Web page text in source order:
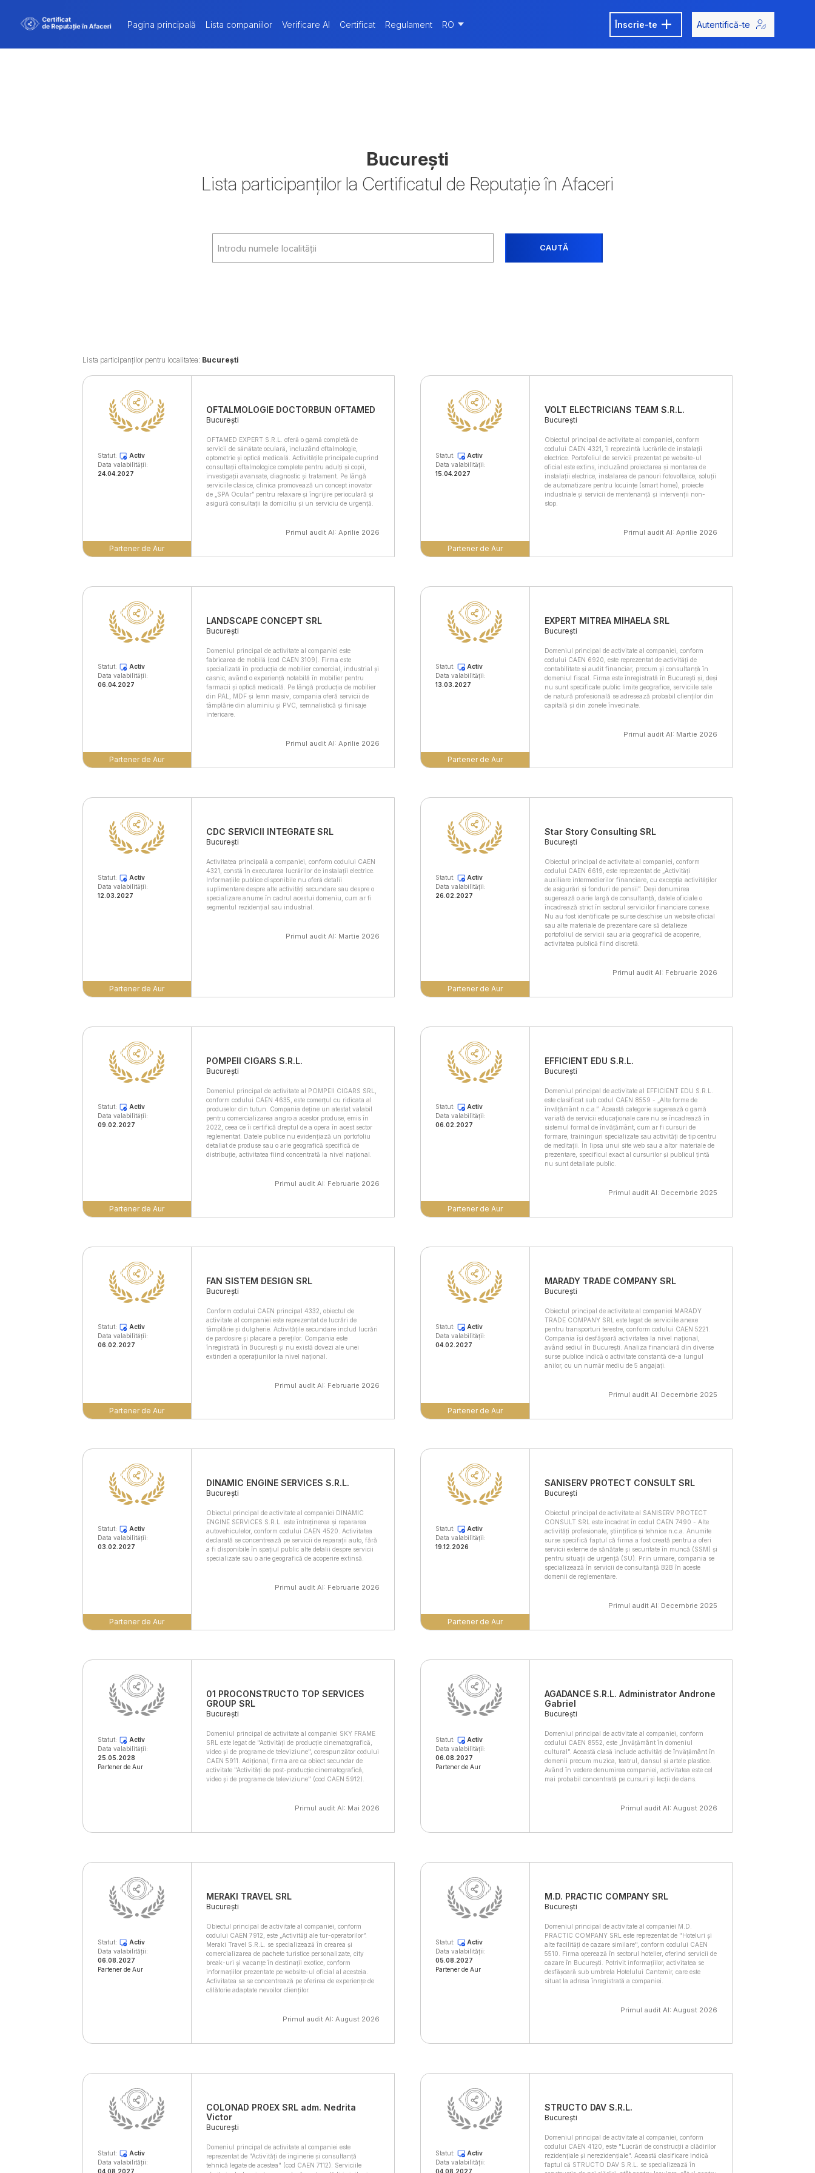
Pagina principală Lista companiilor Verificare AI Certificat Regulament RO Înscrie-te Autentifică-te
București
Lista participanților la Certificatul de Reputație în Afaceri
CAUTĂ
Lista participanților pentru localitatea: București
Statut:
Activ
Data valabilității:
24.04.2027
Partener de Aur
OFTALMOLOGIE DOCTORBUN OFTAMED
București
OFTAMED EXPERT S.R.L. oferă o gamă completă de
servicii de sănătate oculară, incluzând oftalmologie,
optometrie și optică medicală. Activitățile principale cuprind
consultații oftalmologice complete pentru adulți și copii,
investigații avansate, diagnostic și tratament. Pe lângă
serviciile clasice, clinica promovează un concept inovator
de „SPA Ocular” pentru relaxare și îngrijire perioculară și
asigură consultații la domiciliu și un serviciu de urgență.
Primul audit AI: Aprilie 2026
Statut:
Activ
Data valabilității:
15.04.2027
Partener de Aur
VOLT ELECTRICIANS TEAM S.R.L.
București
Obiectul principal de activitate al companiei, conform
codului CAEN 4321, îl reprezintă lucrările de instalații
electrice. Portofoliul de servicii prezentat pe website-ul
oficial este extins, incluzând proiectarea și montarea de
instalații electrice, instalarea de panouri fotovoltaice, soluții
de automatizare pentru locuințe (smart home), proiecte
industriale și servicii de mentenanță și intervenții non-
stop.
Primul audit AI: Aprilie 2026
Statut:
Activ
Data valabilității:
06.04.2027
Partener de Aur
LANDSCAPE CONCEPT SRL
București
Domeniul principal de activitate al companiei este
fabricarea de mobilă (cod CAEN 3109). Firma este
specializată în producția de mobilier comercial, industrial și
casnic, având o experiență notabilă în mobilier pentru
farmacii și optică medicală. Pe lângă producția de mobilier
din PAL, MDF și lemn masiv, compania oferă servicii de
tâmplărie din aluminiu și PVC, semnalistică și finisaje
interioare.
Primul audit AI: Aprilie 2026
Statut:
Activ
Data valabilității:
13.03.2027
Partener de Aur
EXPERT MITREA MIHAELA SRL
București
Domeniul principal de activitate al companiei, conform
codului CAEN 6920, este reprezentat de activități de
contabilitate și audit financiar, precum și consultanță în
domeniul fiscal. Firma este înregistrată în București și, deși
nu sunt specificate public limite geografice, serviciile sale
de natură profesională se adresează probabil clienților din
capitală și din zonele învecinate.
Primul audit AI: Martie 2026
Statut:
Activ
Data valabilității:
12.03.2027
Partener de Aur
CDC SERVICII INTEGRATE SRL
București
Activitatea principală a companiei, conform codului CAEN
4321, constă în executarea lucrărilor de instalații electrice.
Informațiile publice disponibile nu oferă detalii
suplimentare despre alte activități secundare sau despre o
specializare anume în cadrul acestui domeniu, cum ar fi
segmentul rezidențial sau industrial.
Primul audit AI: Martie 2026
Statut:
Activ
Data valabilității:
26.02.2027
Partener de Aur
Star Story Consulting SRL
București
Obiectul principal de activitate al companiei, conform
codului CAEN 6619, este reprezentat de „Activități
auxiliare intermedierilor financiare, cu excepția activităților
de asigurări și fonduri de pensii”. Deși denumirea
sugerează o arie largă de consultanță, datele oficiale o
încadrează strict în sectorul serviciilor financiare conexe.
Nu au fost identificate pe surse deschise un website oficial
sau alte materiale de prezentare care să detalieze
portofoliul de servicii sau aria geografică de acoperire,
activitatea publică fiind discretă.
Primul audit AI: Februarie 2026
Statut:
Activ
Data valabilității:
09.02.2027
Partener de Aur
POMPEII CIGARS S.R.L.
București
Domeniul principal de activitate al POMPEII CIGARS SRL,
conform codului CAEN 4635, este comerțul cu ridicata al
produselor din tutun. Compania deține un atestat valabil
pentru comercializarea angro a acestor produse, emis în
2022, ceea ce îi certifică dreptul de a opera în acest sector
reglementat. Datele publice nu evidențiază un portofoliu
detaliat de produse sau o arie geografică specifică de
distribuție, activitatea fiind concentrată la nivel național.
Primul audit AI: Februarie 2026
Statut:
Activ
Data valabilității:
06.02.2027
Partener de Aur
EFFICIENT EDU S.R.L.
București
Domeniul principal de activitate al EFFICIENT EDU S.R.L.
este clasificat sub codul CAEN 8559 - „Alte forme de
învățământ n.c.a.”. Această categorie sugerează o gamă
variată de servicii educaționale care nu se încadrează în
sistemul formal de învățământ, cum ar fi cursuri de
formare, traininguri specializate sau activități de tip centru
de meditații. În lipsa unui site web sau a altor materiale de
prezentare, specificul exact al cursurilor și publicul țintă
nu sunt detaliate public.
Primul audit AI: Decembrie 2025
Statut:
Activ
Data valabilității:
06.02.2027
Partener de Aur
FAN SISTEM DESIGN SRL
București
Conform codului CAEN principal 4332, obiectul de
activitate al companiei este reprezentat de lucrări de
tâmplărie și dulgherie. Activitățile secundare includ lucrări
de pardosire și placare a pereților. Compania este
înregistrată în București și nu există dovezi ale unei
extinderi a operațiunilor la nivel național.
Primul audit AI: Februarie 2026
Statut:
Activ
Data valabilității:
04.02.2027
Partener de Aur
MARADY TRADE COMPANY SRL
București
Obiectul principal de activitate al companiei MARADY
TRADE COMPANY SRL este legat de serviciile anexe
pentru transporturi terestre, conform codului CAEN 5221.
Compania își desfășoară activitatea la nivel național,
având sediul în București. Analiza financiară din diverse
surse publice indică o activitate constantă de-a lungul
anilor, cu un număr mediu de 5 angajați.
Primul audit AI: Decembrie 2025
Statut:
Activ
Data valabilității:
03.02.2027
Partener de Aur
DINAMIC ENGINE SERVICES S.R.L.
București
Obiectul principal de activitate al companiei DINAMIC
ENGINE SERVICES S.R.L. este întreținerea și repararea
autovehiculelor, conform codului CAEN 4520. Activitatea
declarată se concentrează pe servicii de reparații auto, fără
a fi disponibile în spațiul public alte detalii despre servicii
specializate sau o arie geografică de acoperire extinsă.
Primul audit AI: Februarie 2026
Statut:
Activ
Data valabilității:
19.12.2026
Partener de Aur
SANISERV PROTECT CONSULT SRL
București
Obiectul principal de activitate al SANISERV PROTECT
CONSULT SRL este încadrat în codul CAEN 7490 - Alte
activități profesionale, științifice și tehnice n.c.a. Anumite
surse specifică faptul că firma a fost creată pentru a oferi
servicii externe de sănătate și securitate în muncă (SSM) și
pentru situații de urgență (SU). Prin urmare, compania se
specializează în servicii de consultanță B2B în aceste
domenii de reglementare.
Primul audit AI: Decembrie 2025
Statut:
Activ
Data valabilității:
25.05.2028
Partener de Aur
01 PROCONSTRUCTO TOP SERVICES
GROUP SRL
București
Domeniul principal de activitate al companiei SKY FRAME
SRL este legat de "Activități de producție cinematografică,
video și de programe de televiziune", corespunzător codului
CAEN 5911. Adițional, firma are ca obiect secundar de
activitate "Activități de post-producție cinematografică,
video și de programe de televiziune" (cod CAEN 5912).
Primul audit AI: Mai 2026
Statut:
Activ
Data valabilității:
06.08.2027
Partener de Aur
AGADANCE S.R.L. Administrator Androne
Gabriel
București
Domeniul principal de activitate al companiei, conform
codului CAEN 8552, este „Învățământ în domeniul
cultural”. Această clasă include activități de învățământ în
domenii precum muzica, teatrul, dansul și artele plastice.
Având în vedere denumirea companiei, activitatea este cel
mai probabil concentrată pe cursuri și lecții de dans.
Primul audit AI: August 2026
Statut:
Activ
Data valabilității:
06.08.2027
Partener de Aur
MERAKI TRAVEL SRL
București
Obiectul principal de activitate al companiei, conform
codului CAEN 7912, este „Activități ale tur-operatorilor”.
Meraki Travel S.R.L. se specializează în crearea și
comercializarea de pachete turistice personalizate, city
break-uri și vacanțe în destinații exotice, conform
informațiilor prezentate pe website-ul oficial al acesteia.
Activitatea sa se concentrează pe oferirea de experiențe de
călătorie adaptate nevoilor clienților.
Primul audit AI: August 2026
Statut:
Activ
Data valabilității:
05.08.2027
Partener de Aur
M.D. PRACTIC COMPANY SRL
București
Domeniul principal de activitate al companiei M.D.
PRACTIC COMPANY SRL este reprezentat de "Hoteluri și
alte facilități de cazare similare", conform codului CAEN
5510. Firma operează în sectorul hotelier, oferind servicii de
cazare în București. Potrivit informațiilor, activitatea se
desfășoară sub umbrela Hotelului Cantemir, care este
situat la adresa înregistrată a companiei.
Primul audit AI: August 2026
Statut:
Activ
Data valabilității:
04.08.2027
COLONAD PROEX SRL adm. Nedrita
Victor
București
Domeniul principal de activitate al companiei este
reprezentat de "Activități de inginerie și consultanță
tehnică legate de acestea" (cod CAEN 7112). Serviciile
Statut:
Activ
Data valabilității:
04.08.2027
STRUCTO DAV S.R.L.
București
Domeniul principal de activitate al companiei, conform
codului CAEN 4120, este "Lucrări de construcții a clădirilor
rezidențiale și nerezidențiale". Această clasificare indică
faptul că STRUCTO DAV S.R.L. se specializează în